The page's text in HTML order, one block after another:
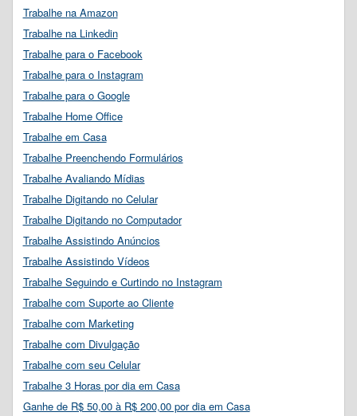
Trabalhe na Amazon
Trabalhe na Linkedin
Trabalhe para o Facebook
Trabalhe para o Instagram
Trabalhe para o Google
Trabalhe Home Office
Trabalhe em Casa
Trabalhe Preenchendo Formulários
Trabalhe Avaliando Mídias
Trabalhe Digitando no Celular
Trabalhe Digitando no Computador
Trabalhe Assistindo Anúncios
Trabalhe Assistindo Vídeos
Trabalhe Seguindo e Curtindo no Instagram
Trabalhe com Suporte ao Cliente
Trabalhe com Marketing
Trabalhe com Divulgação
Trabalhe com seu Celular
Trabalhe 3 Horas por dia em Casa
Ganhe de R$ 50,00 à R$ 200,00 por dia em Casa